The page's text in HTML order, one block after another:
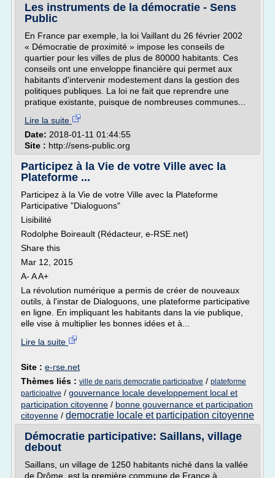
Les instruments de la démocratie - Sens
Public
En France par exemple, la loi Vaillant du 26 février 2002
« Démocratie de proximité » impose les conseils de
quartier pour les villes de plus de 80000 habitants. Ces
conseils ont une enveloppe financière qui permet aux
habitants d'intervenir modestement dans la gestion des
politiques publiques. La loi ne fait que reprendre une
pratique existante, puisque de nombreuses communes...
Lire la suite
Date: 2018-01-11 01:44:55
Site : http://sens-public.org
Participez à la Vie de votre Ville avec la
Plateforme ...
Participez à la Vie de votre Ville avec la Plateforme
Participative "Dialoguons"
Lisibilité
Rodolphe Boireault (Rédacteur, e-RSE.net)
Share this
Mar 12, 2015
A- A A+
La révolution numérique a permis de créer de nouveaux
outils, à l'instar de Dialoguons, une plateforme participative
en ligne. En impliquant les habitants dans la vie publique,
elle vise à multiplier les bonnes idées et à...
Lire la suite
Site : e-rse.net
Thèmes liés : ville de paris democratie participative / plateforme
participative / gouvernance locale developpement local et
participation citoyenne / bonne gouvernance et participation
citoyenne / democratie locale et participation citoyenne
Démocratie participative: Saillans, village
debout
Saillans, un village de 1250 habitants niché dans la vallée
de Drôme, est la première commune de France à